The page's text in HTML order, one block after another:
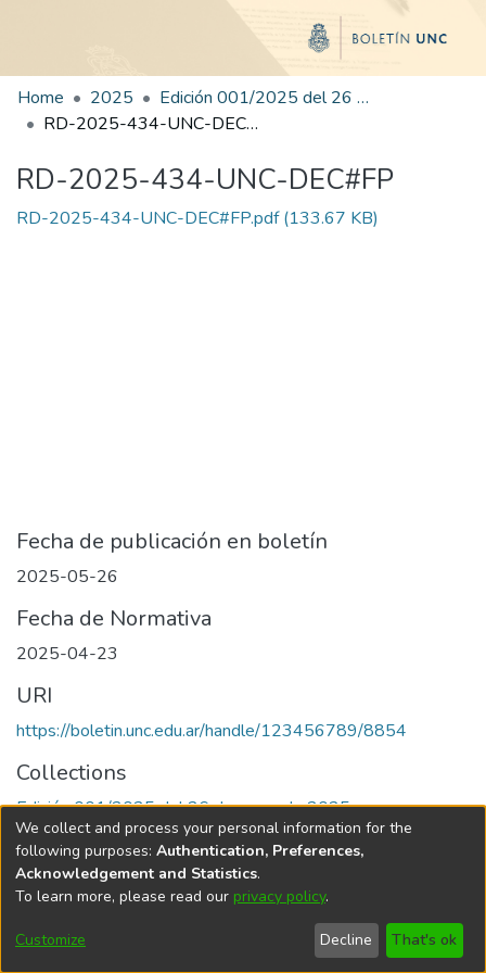
Home 2025
Edición 001/2025 del 26 de mayo de 2025
RD-2025-434-UNC-DEC#FP
RD-2025-434-UNC-DEC#FP
RD-2025-434-UNC-DEC#FP.pdf(133.67 KB)
Fecha de publicación en boletín
2025-05-26
Fecha de Normativa
2025-04-23
URI
https://boletin.unc.edu.ar/handle/123456789/8854
Collections
Edición 001/2025 del 26 de mayo de 2025
Universidad Nacional de Córdoba
We collect and process your personal information for the
following purposes: Authentication, Preferences,
Acknowledgement and Statistics.
To learn more, please read our privacy policy.
Customize Decline That's ok